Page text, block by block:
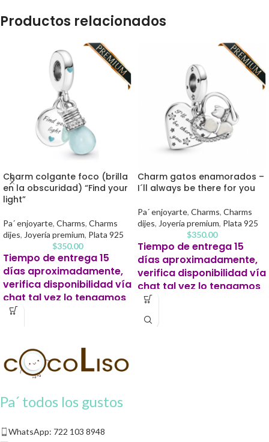
Productos relacionados
Charm colgante foco (brilla
en la obscuridad) “Find your
light”
Pa´ enjoyarte, Charms, Charms
dijes, Joyería premium, Plata 925
$350.00
Tiempo de entrega 15
días aproximadamente,
verifica disponibilidad vía
chat tal vez lo tengamos
listo antes.
contra entrega se solicitará un 20%
de apartado para iniciar tu pedido.
Charm gatos enamorados –
I´ll always be there for you
Pa´ enjoyarte, Charms, Charms
dijes, Joyería premium, Plata 925
$350.00
Tiempo de entrega 15
días aproximadamente,
verifica disponibilidad vía
chat tal vez lo tengamos
listo antes.
Pa´ todos los gustos
WhatsApp: 722 103 8948